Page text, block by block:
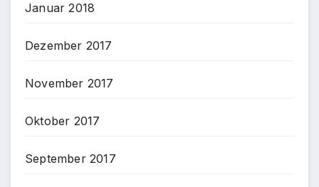
Januar 2018
Dezember 2017
November 2017
Oktober 2017
September 2017